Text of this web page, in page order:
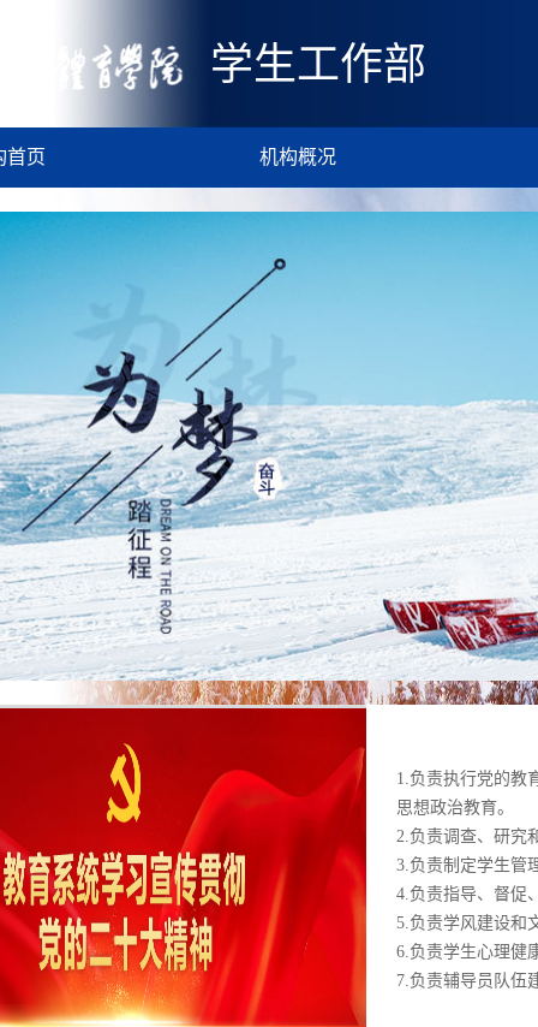
学生工作部
首页 机构概况
1.负责执行党的教
思想政治教育。
2.负责调查、研究
3.负责制定学生管
4.负责指导、督促
5.负责学风建设和
6.负责学生心理健
7.负责辅导员队伍